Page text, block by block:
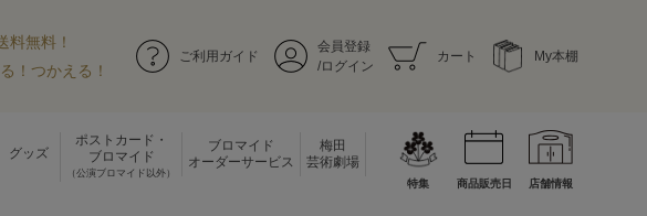
料無料！
！つかえる！
ご利用ガイド
会員登録
/ログイン
カート My本棚
グッズ
ポストカード・
ブロマイド
（公演ブロマイド以外）
ブロマイド
オーダーサービス
梅田
芸術劇場
特集 商品販売日 店舗情報